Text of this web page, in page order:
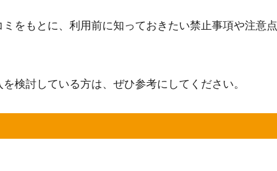
をもとに、利用前に知っておきたい禁止事項や注意点
検討している方は、ぜひ参考にしてください。